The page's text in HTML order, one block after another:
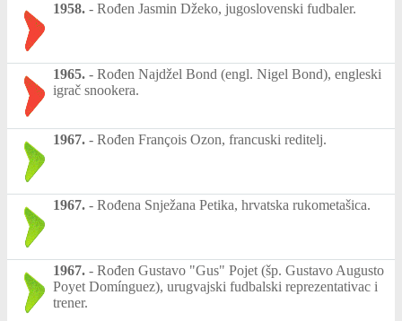
1958. - Rođen Jasmin Džeko, jugoslovenski fudbaler.
1965. - Rođen Najdžel Bond (engl. Nigel Bond), engleski
igrač snookera.
1967. - Rođen François Ozon, francuski reditelj.
1967. - Rođena Snježana Petika, hrvatska rukometašica.
1967. - Rođen Gustavo "Gus" Pojet (šp. Gustavo Augusto
Poyet Domínguez), urugvajski fudbalski reprezentativac i
trener.